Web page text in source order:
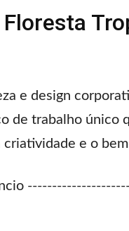
e design
de trabalho único
e o